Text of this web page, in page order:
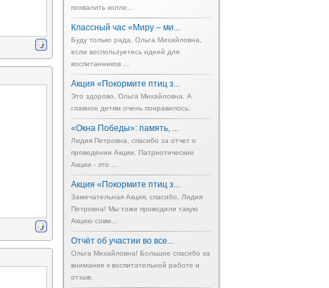
похвалить колле...
Классный час «Миру – ми...
Буду только рада, Ольга Михайловна,
если воспользуетесь идеей для
воспитанников ...
Акция «Покормите птиц з...
Это здорово, Ольга Михайловна. А
главное детям очень понравилось.
«Окна Победы»: память, ...
Лидия Петровна, спасибо за отчет о
проведении Акции. Патриотические
Акции - это ...
Акция «Покормите птиц з...
Замечательная Акция, спасибо, Лидия
Петровна! Мы тоже проводили такую
Акцию совм...
Отчёт об участии во все...
Ольга Михайловна! Большое спасибо за
внимание к воспитательной работе и
отзыв.